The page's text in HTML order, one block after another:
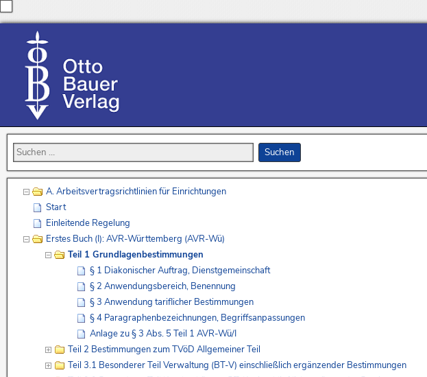
A. Arbeitsvertragsrichtlinien für Einrichtungen
Start
Einleitende Regelung
Erstes Buch (I): AVR-Württemberg (AVR-Wü)
Teil 1 Grundlagenbestimmungen
§ 1 Diakonischer Auftrag, Dienstgemeinschaft
§ 2 Anwendungsbereich, Benennung
§ 3 Anwendung tariflicher Bestimmungen
§ 4 Paragraphenbezeichnungen, Begriffsanpassungen
Anlage zu § 3 Abs. 5 Teil 1 AVR-Wü/I
Teil 2 Bestimmungen zum TVöD Allgemeiner Teil
Teil 3.1 Besonderer Teil Verwaltung (BT-V) einschließlich ergänzender Bestimmungen